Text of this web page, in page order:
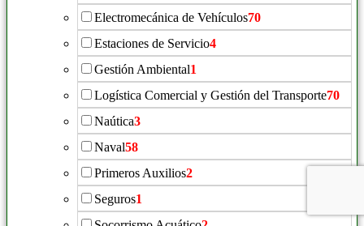
Electromecánica de Vehículos70
Estaciones de Servicio4
Gestión Ambiental1
Logística Comercial y Gestión del Transporte70
Naútica3
Naval58
Primeros Auxilios2
Seguros1